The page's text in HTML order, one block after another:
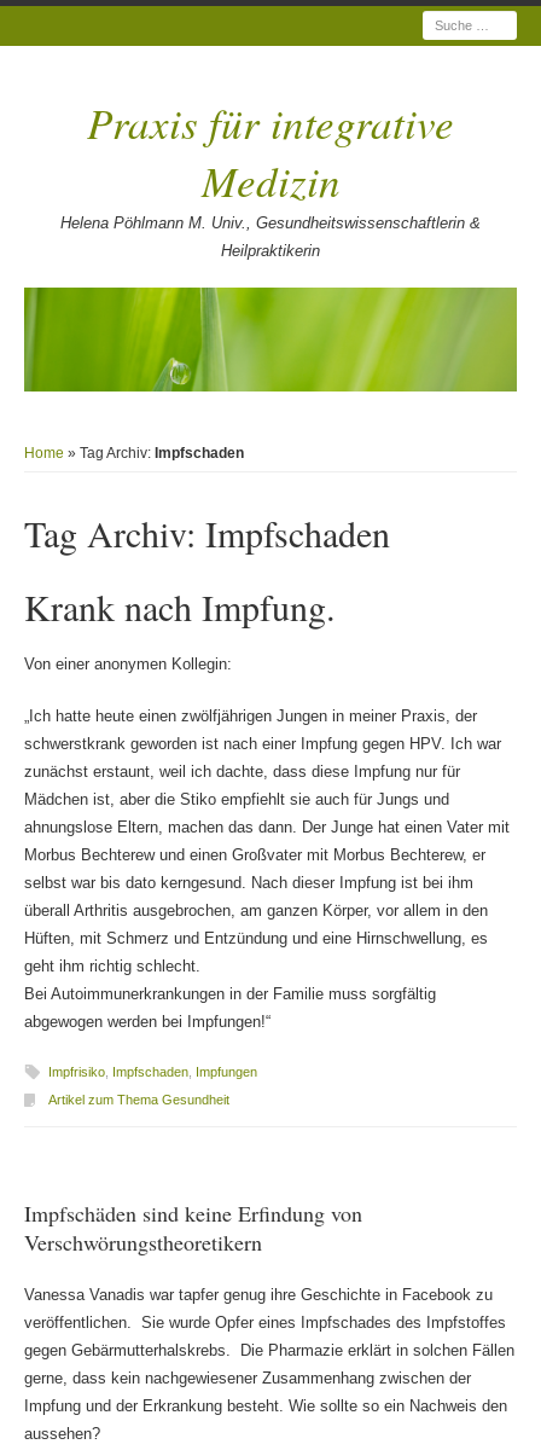
Suche
Praxis für integrative
Medizin
Helena Pöhlmann M. Univ., Gesundheitswissenschaftlerin &
Heilpraktikerin
Home » Tag Archiv: Impfschaden
Tag Archiv: Impfschaden
Krank nach Impfung.
Von einer anonymen Kollegin:
„Ich hatte heute einen zwölfjährigen Jungen in meiner Praxis, der
schwerstkrank geworden ist nach einer Impfung gegen HPV. Ich war
zunächst erstaunt, weil ich dachte, dass diese Impfung nur für
Mädchen ist, aber die Stiko empfiehlt sie auch für Jungs und
ahnungslose Eltern, machen das dann. Der Junge hat einen Vater mit
Morbus Bechterew und einen Großvater mit Morbus Bechterew, er
selbst war bis dato kerngesund. Nach dieser Impfung ist bei ihm
überall Arthritis ausgebrochen, am ganzen Körper, vor allem in den
Hüften, mit Schmerz und Entzündung und eine Hirnschwellung, es
geht ihm richtig schlecht.
Bei Autoimmunerkrankungen in der Familie muss sorgfältig
abgewogen werden bei Impfungen!“
Impfrisiko, Impfschaden, Impfungen
Artikel zum Thema Gesundheit
Impfschäden sind keine Erfindung von
Verschwörungstheoretikern
Vanessa Vanadis war tapfer genug ihre Geschichte in Facebook zu
veröffentlichen. Sie wurde Opfer eines Impfschades des Impfstoffes
gegen Gebärmutterhalskrebs. Die Pharmazie erklärt in solchen Fällen
gerne, dass kein nachgewiesener Zusammenhang zwischen der
Impfung und der Erkrankung besteht. Wie sollte so ein Nachweis den
aussehen?